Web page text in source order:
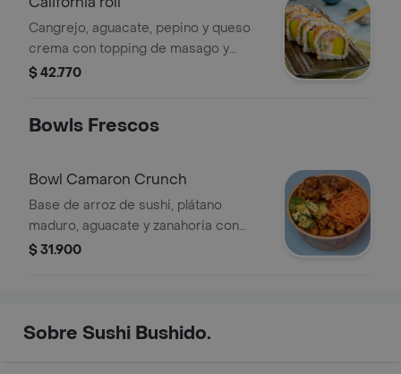
Cangrejo, aguacate, pepino y queso
crema con topping de masago y
ajonjolí.
$ 42.770
Bowls Frescos
Bowl Camaron Crunch
Base de arroz de sushi, plátano
maduro, aguacate y zanahoria con
camarón rebosado bañado en salsa a
$ 31.900
Sobre Sushi Bushido.